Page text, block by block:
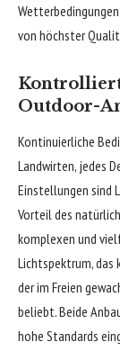
von höchster
Outdoor-
Kontinuierliche
Landwirten, jedes
Einstellungen sind
Vorteil des
komplexen und
Lichtspektrum,
der im Freien
beliebt. Beide
hohe Standards